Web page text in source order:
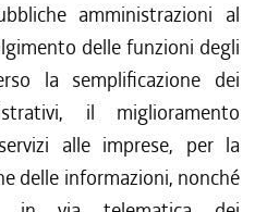
amministrazioni al
delle funzioni degli
la semplificazione dei
il miglioramento
alle imprese, per la
delle informazioni, nonché